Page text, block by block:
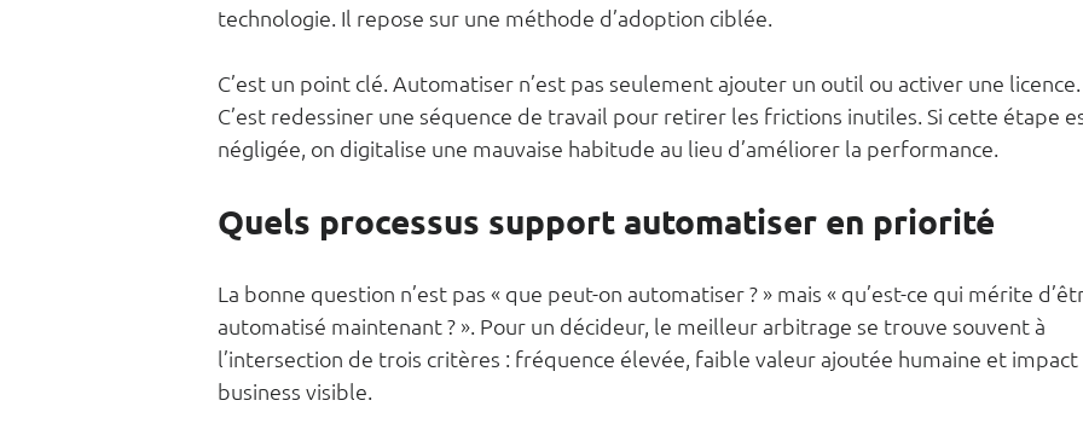
technologie. Il repose sur une méthode d’adoption ciblée.
C’est un point clé. Automatiser n’est pas seulement ajouter un outil ou activer une licence.
C’est redessiner une séquence de travail pour retirer les frictions inutiles. Si cette étape
négligée, on digitalise une mauvaise habitude au lieu d’améliorer la performance.
Quels processus support automatiser en priorité
La bonne question n’est pas « que peut-on automatiser ? » mais « qu’est-ce qui mérite
automatisé maintenant ? ». Pour un décideur, le meilleur arbitrage se trouve souvent à
l’intersection de trois critères : fréquence élevée, faible valeur ajoutée humaine et impact
business visible.